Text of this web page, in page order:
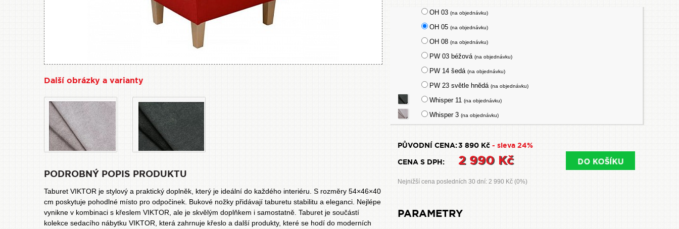
OH 03 (na objednávku)
OH 05 (na objednávku)
OH 08 (na objednávku)
PW 03 béžová (na objednávku)
PW 14 šedá (na objednávku)
PW 23 světle hnědá (na objednávku)
Whisper 11 (na objednávku)
Whisper 3 (na objednávku)
PŮVODNÍ CENA:3 890 Kč - sleva 24%
CENA S DPH:
2 990 Kč
Nejnižší cena posledních 30 dní: 2 990 Kč (0%)
PARAMETRY
Další obrázky a varianty
PODROBNÝ POPIS PRODUKTU
Taburet VIKTOR je stylový a praktický doplněk, který je ideální do každého interiéru. S rozměry 54×46×40
cm poskytuje pohodlné místo pro odpočinek. Bukové nožky přidávají taburetu stabilitu a eleganci. Nejlépe
vynikne v kombinaci s křeslem VIKTOR, ale je skvělým doplňkem i samostatně. Taburet je součástí
kolekce sedacího nábytku VIKTOR, která zahrnuje křeslo a další produkty, které se hodí do moderních